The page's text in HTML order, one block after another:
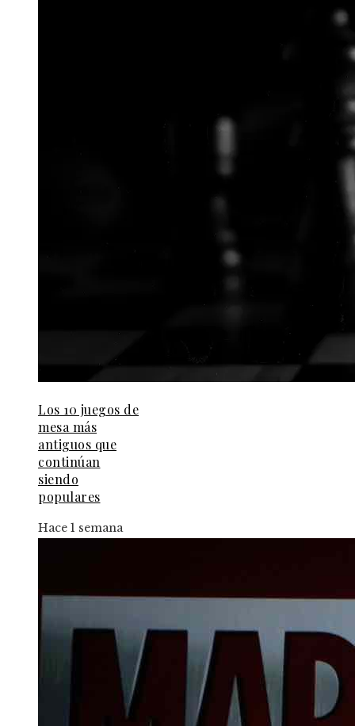
Los 10 juegos de
mesa más
antiguos que
continúan
siendo
populares
Hace 1 semana